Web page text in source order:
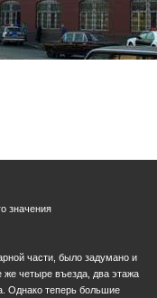
значения
части, было задумано и
же четыре въезда, два этажа
Однако теперь большие